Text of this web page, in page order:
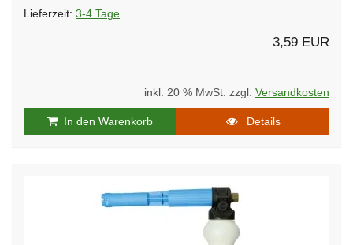
Lieferzeit: 3-4 Tage
3,59 EUR
inkl. 20 % MwSt. zzgl. Versandkosten
In den Warenkorb Details